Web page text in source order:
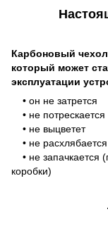
Карбоновый чехол
который может
эксплуатации
• он не затрется
• не потрескается
• не выцветет
• не расхлябается
• не запачкается
коробки)